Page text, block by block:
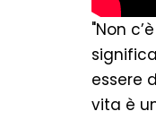
"Non
essere
vita è